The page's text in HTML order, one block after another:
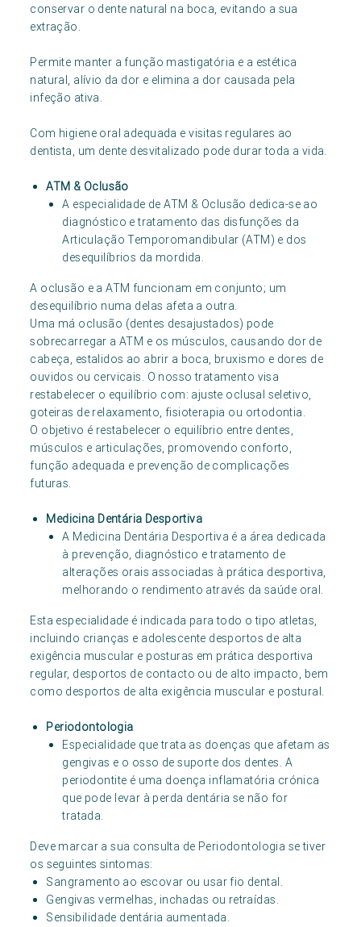
conservar o dente natural na boca, evitando a sua
extração.
Permite manter a função mastigatória e a estética
natural, alívio da dor e elimina a dor causada pela
infeção ativa.
Com higiene oral adequada e visitas regulares ao
dentista, um dente desvitalizado pode durar toda a vida.
ATM & Oclusão
A especialidade de ATM & Oclusão dedica-se ao
diagnóstico e tratamento das disfunções da
Articulação Temporomandibular (ATM) e dos
desequilíbrios da mordida.
A oclusão e a ATM funcionam em conjunto; um
desequilíbrio numa delas afeta a outra.
Uma má oclusão (dentes desajustados) pode
sobrecarregar a ATM e os músculos, causando dor de
cabeça, estalidos ao abrir a boca, bruxismo e dores de
ouvidos ou cervicais. O nosso tratamento visa
restabelecer o equilíbrio com: ajuste oclusal seletivo,
goteiras de relaxamento, fisioterapia ou ortodontia.
O objetivo é restabelecer o equilíbrio entre dentes,
músculos e articulações, promovendo conforto,
função adequada e prevenção de complicações
futuras.
Medicina Dentária Desportiva
A Medicina Dentária Desportiva é a área dedicada
à prevenção, diagnóstico e tratamento de
alterações orais associadas à prática desportiva,
melhorando o rendimento através da saúde oral.
Esta especialidade é indicada para todo o tipo atletas,
incluindo crianças e adolescente desportos de alta
exigência muscular e posturas em prática desportiva
regular, desportos de contacto ou de alto impacto, bem
como desportos de alta exigência muscular e postural.
Periodontologia
Especialidade que trata as doenças que afetam as
gengivas e o osso de suporte dos dentes. A
periodontite é uma doença inflamatória crónica
que pode levar à perda dentária se não for
tratada.
Deve marcar a sua consulta de Periodontologia se tiver
os seguintes sintomas:
Sangramento ao escovar ou usar fio dental.
Gengivas vermelhas, inchadas ou retraídas.
Sensibilidade dentária aumentada.